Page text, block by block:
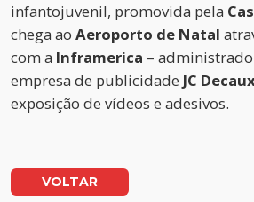
infantojuvenil, promovida pela
chega ao Aeroporto de Natal
com a Inframerica –
empresa de publicidade JC
exposição de vídeos e adesivos.
VOLTAR